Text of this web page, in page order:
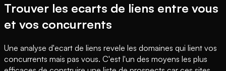
Trouver les ecarts de liens entre vous
et vos concurrents
Une analyse d'ecart de liens revele les domaines qui lient vos
concurrents mais pas vous. C'est l'un des moyens les plus